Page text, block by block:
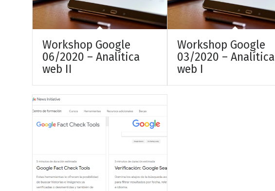
Workshop Google
06/2020 – Analítica
web II
Workshop Google
03/2020 – Analítica
web I